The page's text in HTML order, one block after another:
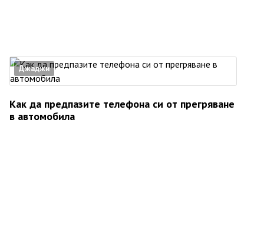
Джаджи
Как да предпазите телефона си от прегряване
в автомобила